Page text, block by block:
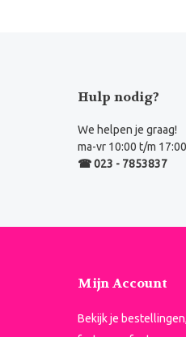
Hulp nodig?
We helpen je graag!
ma-vr 10:00 t/m
☎ 023 - 7853837
Mijn Account
Bekijk je